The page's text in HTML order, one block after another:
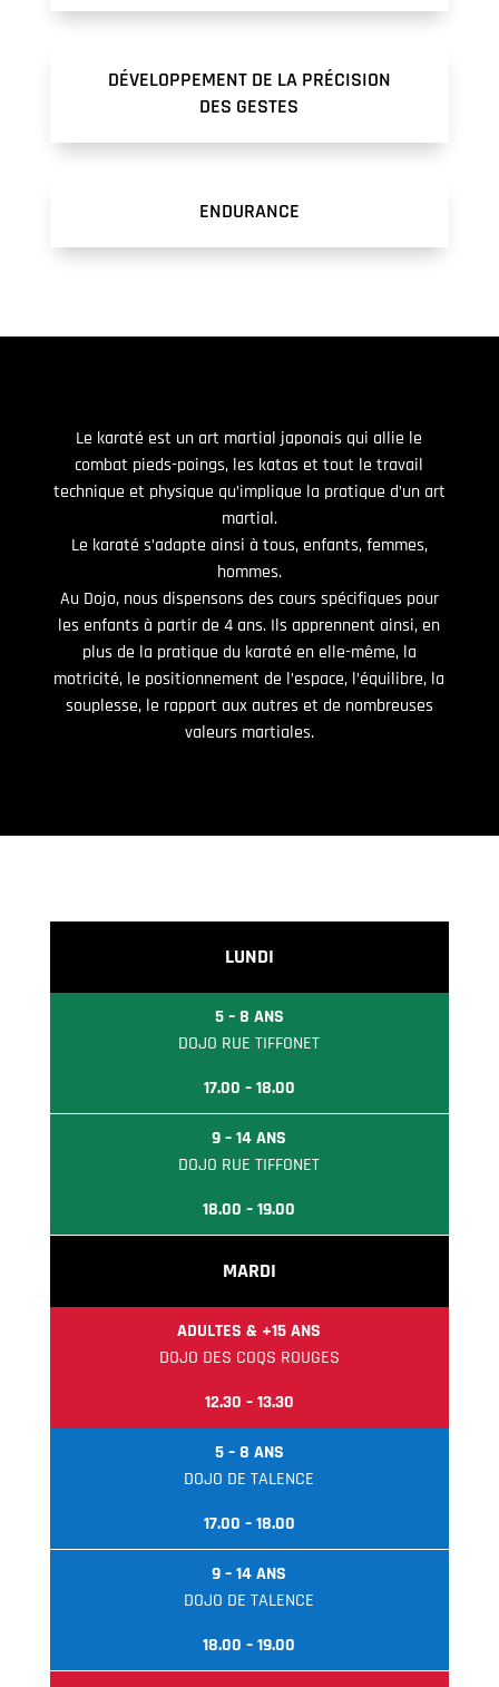
DÉVELOPPEMENT DE LA PRÉCISION
DES GESTES
ENDURANCE
Le karaté est un art martial japonais qui allie le
combat pieds-poings, les katas et tout le travail
technique et physique qu’implique la pratique d’un art
martial.
Le karaté s’adapte ainsi à tous, enfants, femmes,
hommes.
Au Dojo, nous dispensons des cours spécifiques pour
les enfants à partir de 4 ans. Ils apprennent ainsi, en
plus de la pratique du karaté en elle-même, la
motricité, le positionnement de l’espace, l’équilibre, la
souplesse, le rapport aux autres et de nombreuses
valeurs martiales.
LUNDI
5 – 8 ANS
DOJO RUE TIFFONET
17.00 – 18.00
9 – 14 ANS
DOJO RUE TIFFONET
18.00 – 19.00
MARDI
ADULTES & +15 ANS
DOJO DES COQS ROUGES
12.30 – 13.30
5 – 8 ANS
DOJO DE TALENCE
17.00 – 18.00
9 – 14 ANS
DOJO DE TALENCE
18.00 – 19.00